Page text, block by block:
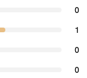
0
1
0
0